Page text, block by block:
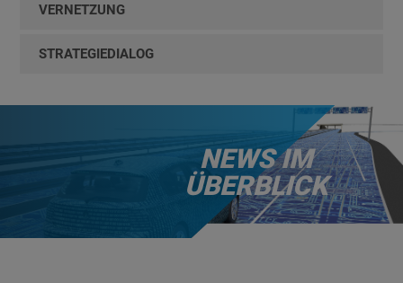
VERNETZUNG
STRATEGIEDIALOG
NEWS IM
ÜBERBLICK